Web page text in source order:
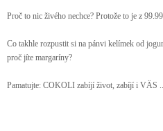
Proč to nic živého nechce? Protože to je z
Co takhle rozpustit si na pánvi kelímek od
proč jíte margaríny?
Pamatujte: COKOLI zabíjí život, zabíjí i VÄS